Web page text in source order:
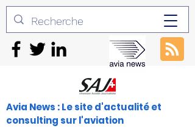
Avia News : Le site d'actualité et
consulting sur l'aviation